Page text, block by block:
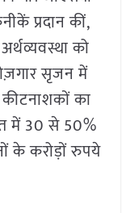
प्रदान कीं,
को
सृजन में
का
में 30 से 50%
के करोड़ों रुपये